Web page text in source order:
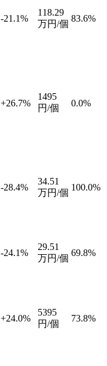
-21.1%
118.29
万円/個
83.6%
+26.7%
1495
円/個
0.0%
-28.4%
34.51
万円/個
100.0%
-24.1%
29.51
万円/個
69.8%
+24.0%
5395
円/個
73.8%